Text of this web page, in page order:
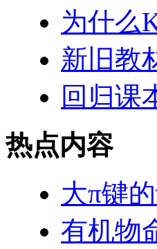
为什么
新旧教
回归课
热点内容
大π键
有机物